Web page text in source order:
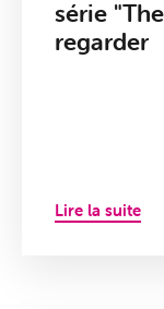
série
regarder
Lire la suite